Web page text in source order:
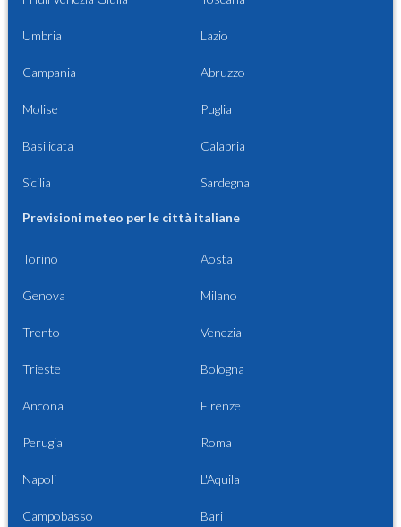
Umbria Lazio
Campania Abruzzo
Molise Puglia
Basilicata Calabria
Sicilia Sardegna
Previsioni meteo per le città italiane
Torino Aosta
Genova Milano
Trento Venezia
Trieste Bologna
Ancona Firenze
Perugia Roma
Napoli L'Aquila
Campobasso Bari